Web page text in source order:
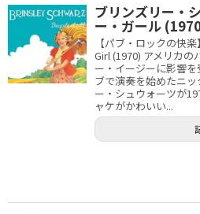
ブリンズリー・
ー・ガール
【パブ・ロックの快
Girl (1970) アメリカの
ー・イージーに影響
ブで演奏を始めたニ
ー・シュウォーツが
ャケがかわいい...